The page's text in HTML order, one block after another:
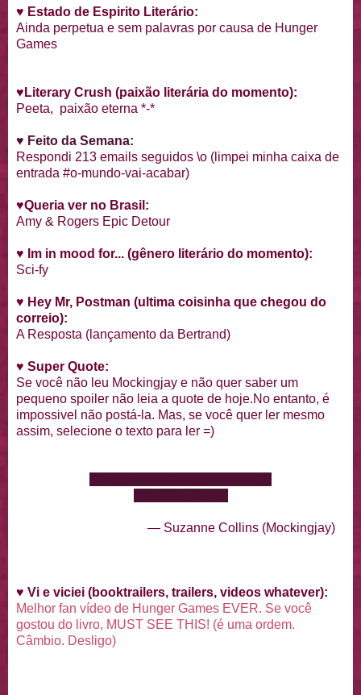
♥ Estado de Espirito Literário:
Ainda perpetua e sem palavras por causa de Hunger
Games
♥ Literary Crush (paixão literária do momento):
Peeta, paixão eterna *-*
♥ Feito da Semana:
Respondi 213 emails seguidos \o (limpei minha caixa de
entrada #o-mundo-vai-acabar)
♥Queria ver no Brasil:
Amy & Rogers Epic Detour
♥ Im in mood for... (gênero literário do momento):
Sci-fy
♥ Hey Mr, Postman (ultima coisinha que chegou do
correio):
A Resposta (lançamento da Bertrand)
♥ Super Quote:
Se você não leu Mockingjay e não quer saber um
pequeno spoiler não leia a quote de hoje.No entanto, é
impossivel não postá-la. Mas, se você quer ler mesmo
assim, selecione o texto para ler =)
— Suzanne Collins (Mockingjay)
♥ Vi e viciei (booktrailers, trailers, videos whatever):
Melhor fan vídeo de Hunger Games EVER. Se você
gostou do livro, MUST SEE THIS! (é uma ordem.
Câmbio. Desligo)